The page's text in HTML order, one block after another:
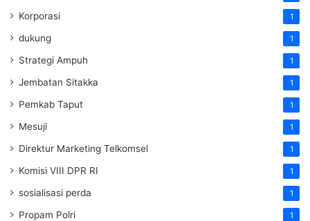
Korporasi 1
dukung 1
Strategi Ampuh 1
Jembatan Sitakka 1
Pemkab Taput 1
Mesuji 1
Direktur Marketing Telkomsel 1
Komisi VIII DPR RI 1
sosialisasi perda 1
Propam Polri 1